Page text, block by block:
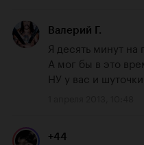
Валерий Г.
Я десять минут на
А мог бы в это
НУ у вас и
+44